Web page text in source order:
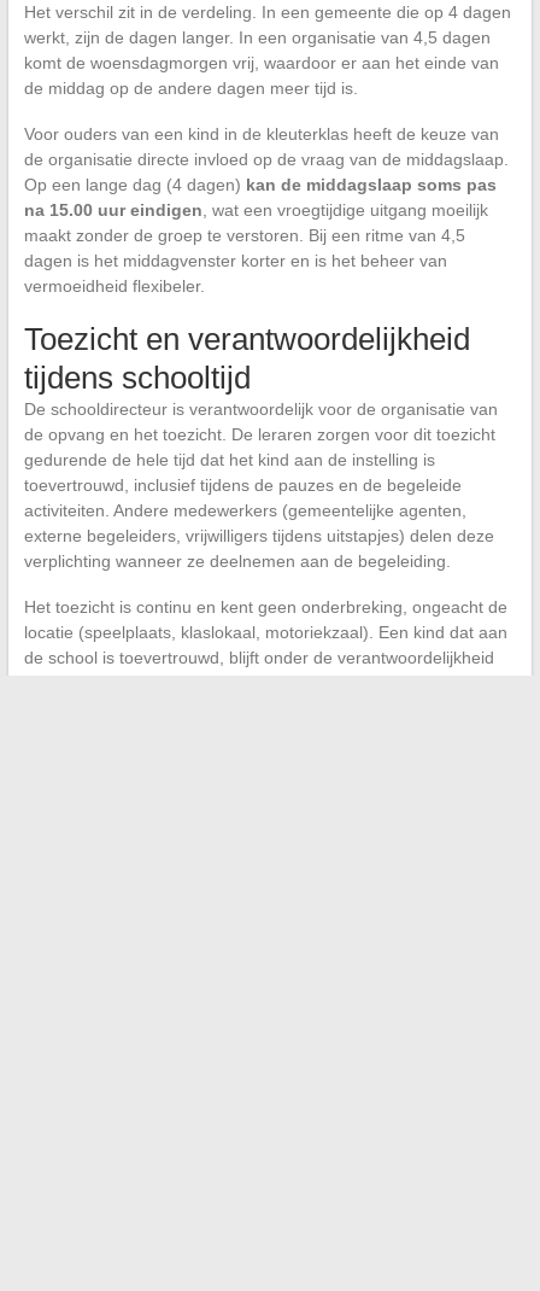
Het verschil zit in de verdeling. In een gemeente die op 4 dagen
werkt, zijn de dagen langer. In een organisatie van 4,5 dagen
komt de woensdagmorgen vrij, waardoor er aan het einde van
de middag op de andere dagen meer tijd is.
Voor ouders van een kind in de kleuterklas heeft de keuze van
de organisatie directe invloed op de vraag van de middagslaap.
Op een lange dag (4 dagen) kan de middagslaap soms pas
na 15.00 uur eindigen , wat een vroegtijdige uitgang moeilijk
maakt zonder de groep te verstoren. Bij een ritme van 4,5
dagen is het middagvenster korter en is het beheer van
vermoeidheid flexibeler.
Toezicht en verantwoordelijkheid
tijdens schooltijd
De schooldirecteur is verantwoordelijk voor de organisatie van
de opvang en het toezicht. De leraren zorgen voor dit toezicht
gedurende de hele tijd dat het kind aan de instelling is
toevertrouwd, inclusief tijdens de pauzes en de begeleide
activiteiten. Andere medewerkers (gemeentelijke agenten,
externe begeleiders, vrijwilligers tijdens uitstapjes) delen deze
verplichting wanneer ze deelnemen aan de begeleiding.
Het toezicht is continu en kent geen onderbreking, ongeacht de
locatie (speelplaats, klaslokaal, motoriekzaal). Een kind dat aan
de school is toevertrouwd, blijft onder de verantwoordelijkheid